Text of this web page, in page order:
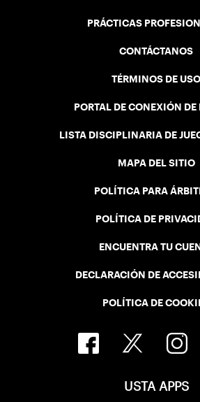
PRÁCTICAS
CONTÁCTANOS
TÉRMINOS DE USO
PORTAL DE CONEXIÓN DE
LISTA DISCIPLINARIA DE
MAPA DEL SITIO
POLÍTICA PARA
POLÍTICA DE
ENCUENTRA TU
DECLARACIÓN DE
POLÍTICA DE
USTA APPS